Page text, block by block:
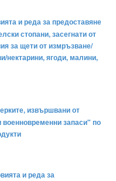
и реда за предоставяне
стопани, засегнати от
за щети от измръзване/
нектарини, ягоди, малини,
извършвани от
запаси" по
и реда за